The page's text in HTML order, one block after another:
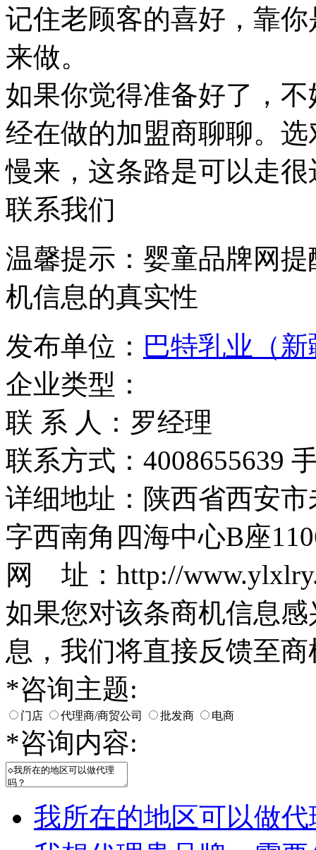
记住老顾客的喜好，靠
来做。
如果你觉得准备好了，
经在做的加盟商聊聊。
慢来，这条路是可以走很
联系我们
温馨提示：婴童品牌网
机信息的真实性
发布单位： 巴特乳业（
企业类型：
联 系 人：罗经理
联系方式：4008655639
详细地址：陕西省西安
字西南角四海中心B座
网 址：http://
如果您对该条商机信息
息，我们将直接反馈至
*咨询主题:
门店 代理商/商贸公司 批发商 电商
*咨询内容:
我所在的地区可以做